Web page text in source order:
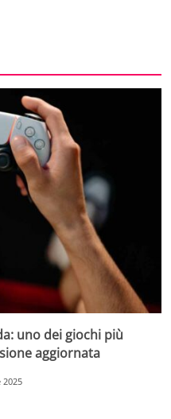
uno dei giochi più
aggiornata